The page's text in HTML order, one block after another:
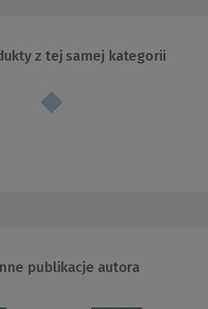
z tej samej kategorii
publikacje autora